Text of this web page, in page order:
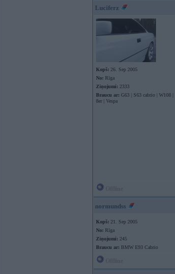
Luciferz
Kopš: 26. Sep 2005
No: Rīga
Ziņojumi: 2333
Braucu ar: G63 | S63 cabrio | W108 |
8er | Vespa
normundss
Kopš: 21. Sep 2005
No: Rīga
Ziņojumi: 245
Braucu ar: BMW E93 Cabrio